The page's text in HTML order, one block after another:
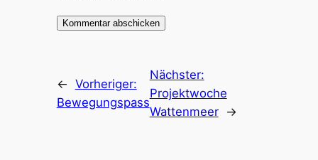
← Vorheriger:
Bewegungspass
Nächster:
Projektwoche
Wattenmeer
→